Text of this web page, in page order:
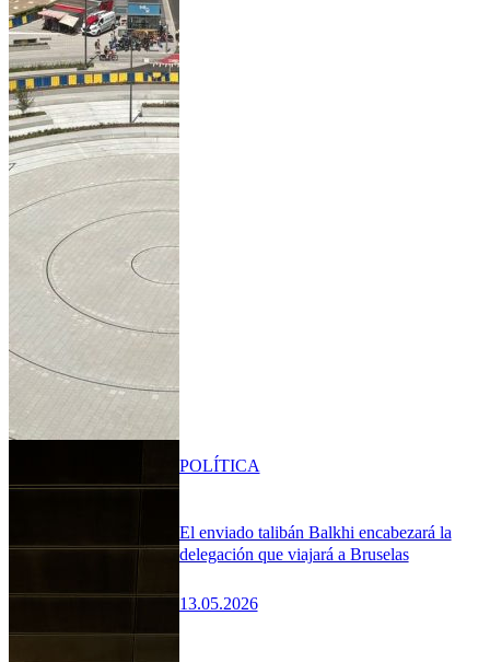
El enviado talibán Balkhi encabezará la
delegación que viajará a Bruselas
13.05.2026
POLÍTICA